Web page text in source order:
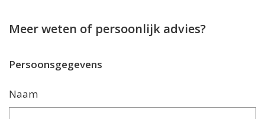
Meer weten of persoonlijk advies?
Persoonsgegevens
Naam